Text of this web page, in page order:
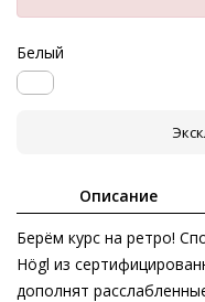
Белый
Описание
Берём курс на ретро!
Högl из
дополнят